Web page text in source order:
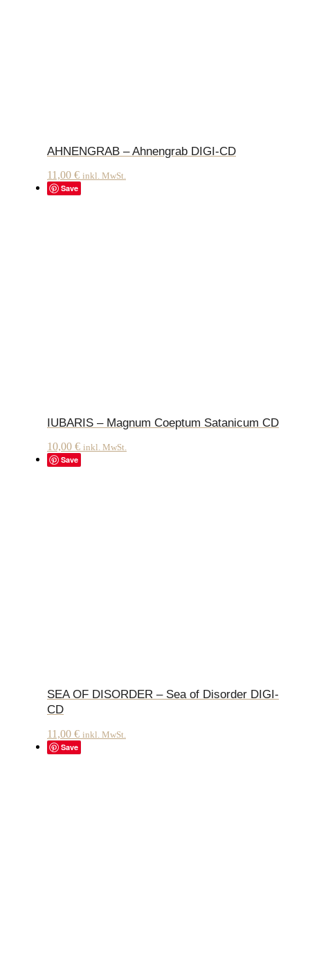
AHNENGRAB – Ahnengrab DIGI-CD
11,00 € inkl. MwSt.
Save
IUBARIS – Magnum Coeptum Satanicum CD
10,00 € inkl. MwSt.
Save
SEA OF DISORDER – Sea of Disorder DIGI-
CD
11,00 € inkl. MwSt.
Save